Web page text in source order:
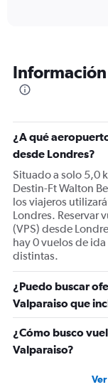
categories.
The
Y
axis
displaying
values.
Range:
0
to
1500.
¿A qué
desde Londres?
Situado a solo 5,0
Destin-Ft Walton
los viajeros
Londres. Reservar
(VPS) desde
hay 0 vuelos de
distintas.
¿Puedo buscar
Valparaiso que
¿Cómo busco
Valparaiso?